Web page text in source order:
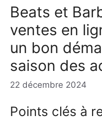
Beats et
ventes en
un bon
saison des
22 décembre 2024
Points clés à